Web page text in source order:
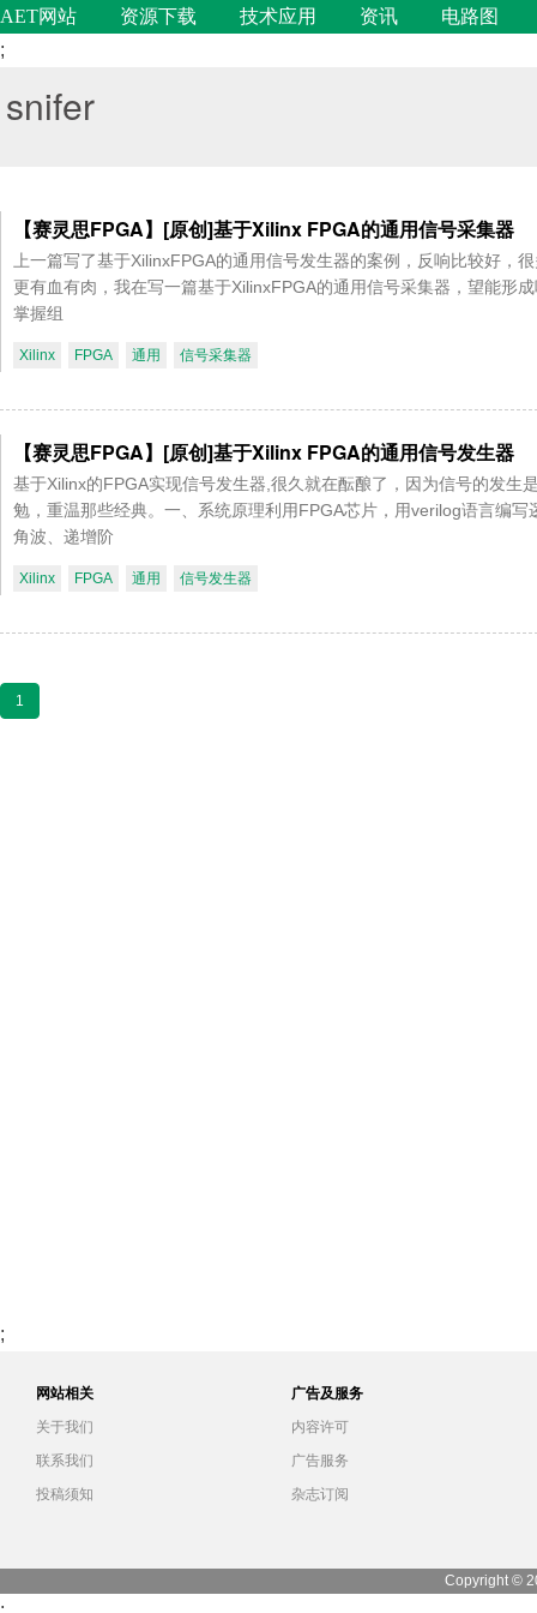
AET网站 资源下载 技术应用 资讯
电路图
;
snifer
【赛灵思FPGA】[原创]基于Xilinx FPGA的通用信号采集器
上一篇写了基于XilinxFPGA的通用信号发生器的案例，反响比较好
更有血有肉，我在写一篇基于XilinxFPGA的通用信号采集器，望能形
掌握组
Xilinx FPGA 通用 信号采集器
【赛灵思FPGA】[原创]基于Xilinx FPGA的通用信号发生器
基于Xilinx的FPGA实现信号发生器,很久就在酝酿了，因为信号的发
勉，重温那些经典。一、系统原理利用FPGA芯片，用verilog语言编
角波、递增阶
Xilinx FPGA 通用 信号发生器
1
;
网站相关
关于我们
联系我们
投稿须知
广告及服务
内容许可
广告服务
杂志订阅
Copyright ©